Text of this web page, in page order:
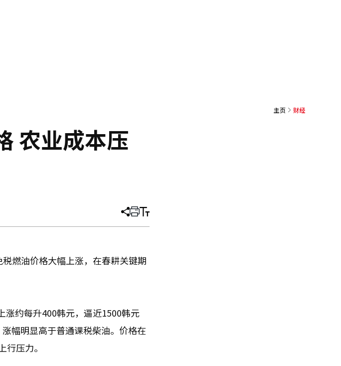
主页 财经
农业成本压
分
文
打 调
大
燃油价格大幅上涨，在春耕关键期
约每升400韩元，逼近1500韩元
幅明显高于普通课税柴油。价格在
压力。